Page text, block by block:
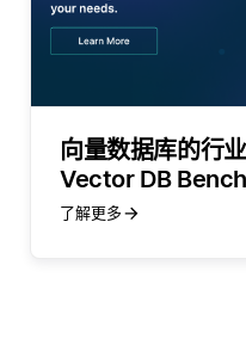
向量数据库的行
Vector DB Bench
了解更多